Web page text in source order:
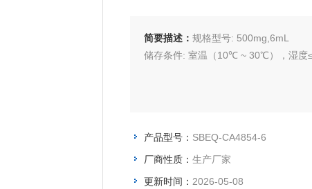
简要描述： 规格型号: 500mg,6mL
储存条件: 室温（10℃ ~ 30℃），湿度
产品型号： SBEQ-CA4854-6
厂商性质： 生产厂家
更新时间： 2026-05-08